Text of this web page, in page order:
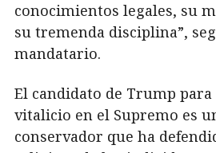
conocimientos legales, su
su tremenda disciplina”,
mandatario.
El candidato de Trump para
vitalicio en el Supremo es
conservador que ha